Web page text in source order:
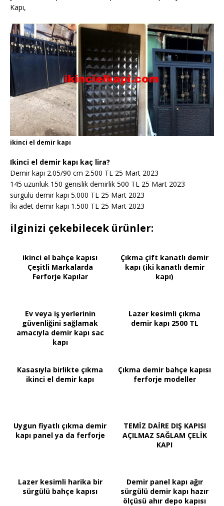
Kapı,
ikinci el demir kapı
Ikinci el demir kapı kaç lira?
Demir kapı 2.05/90 cm 2.500 TL 25 Mart 2023
145 uzunluk 150 genislik demirlik 500 TL 25 Mart 2023
sürgülü demir kapı 5.000 TL 25 Mart 2023
İki adet demir kapı 1.500 TL 25 Mart 2023
ilginizi çekebilecek ürünler:
ikinci el bahçe kapısı
Çeşitli Markalarda
Ferforje Kapılar
Çıkma çift kanatlı demir
kapı (iki kanatlı demir
kapı)
Ev veya iş yerlerinin
güvenliğini sağlamak
amacıyla demir kapı sac
kapı
Lazer kesimli çıkma
demir kapı 2500 TL
Kasasıyla birlikte çıkma
ikinci el demir kapı
Çıkma demir bahçe kapısı
ferforje modeller
Uygun fiyatlı çıkma demir
kapı panel ya da ferforje
TEMİZ DAİRE DIŞ KAPISI
AÇILMAZ SAĞLAM ÇELİK
KAPI
Lazer kesimli harika bir
sürgülü bahçe kapısı
Demir panel kapı ağır
sürgülü demir kapı hazır
ölçüsü ahır depo kapısı